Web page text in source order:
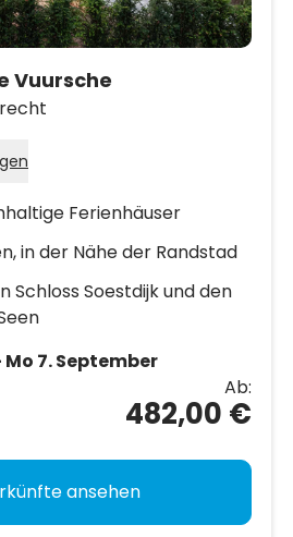
Vuursche
Ferienhäuser
in der Nähe der Randstad
Schloss Soestdijk und den
7. September
Ab:
482,00 €
ansehen